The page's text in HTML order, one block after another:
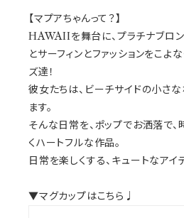
【マプアちゃんって？】
HAWAIIを舞台に、プラチナブロン
とサーフィンとファッションをこよ
ズ達！
彼女たちは、ビーチサイドの小さ
ます。
そんな日常を、ポップでお洒落で
くハートフルな作品。
日常を楽しくする、キュートなア
▼マグカップはこちら♩